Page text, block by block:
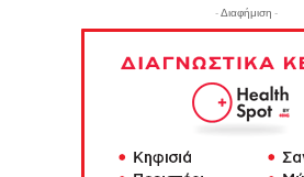
- Διαφήμιση -